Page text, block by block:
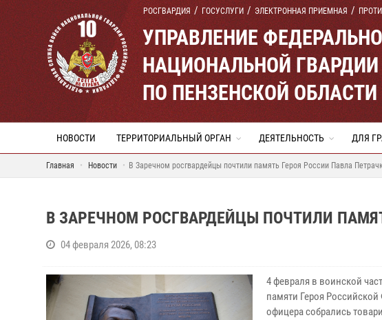
РОСГВАРДИЯ ГОСУСЛУГИ ЭЛЕКТРОННАЯ ПРИЕМНАЯ
УПРАВЛЕНИЕ
НАЦИОНАЛЬНОЙ
ПО ПЕНЗЕНСКОЙ ОБЛАСТИ
НОВОСТИ ТЕРРИТОРИАЛЬНЫЙ ОРГАН ДЕЯТЕЛЬНОСТЬ ДЛЯ
Главная Новости В Заречном росгвардейцы почтили память Героя России Павла
В ЗАРЕЧНОМ РОСГВАРДЕЙЦЫ ПОЧТИЛИ
04 февраля 2026, 08:23
4 февраля в воинской
памяти Героя
офицера собрались